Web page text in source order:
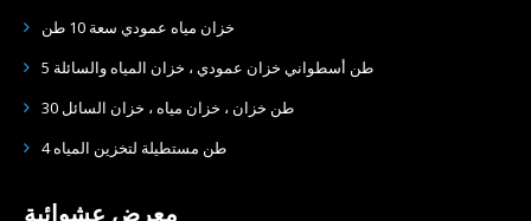
خزان مياه عمودي سعة 10 طن
5 طن أسطواني خزان عمودي ، خزان المياه والسائلة
30 طن خزان ، خزان مياه ، خزان السائل
4 طن مستطيلة لتخزين المياه
معرض عشوائية